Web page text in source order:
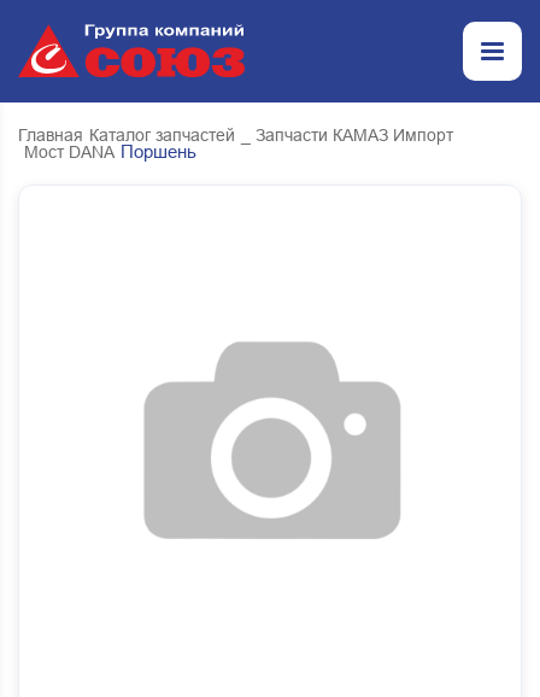
Главная Каталог запчастей
_ Запчасти КАМАЗ Импорт
Мост DANA Поршень